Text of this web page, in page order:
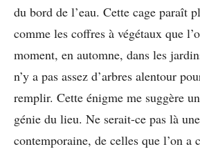
du bord de l’eau. Cette cage paraît
comme les coffres à végétaux que
moment, en automne, dans les
n’y a pas assez d’arbres alentour
remplir. Cette énigme me suggère
génie du lieu. Ne serait-ce pas là
contemporaine, de celles que l’on a